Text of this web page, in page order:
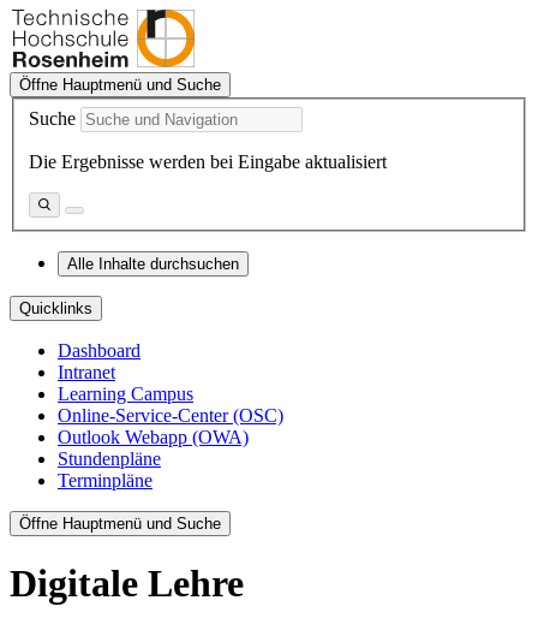
Öffne Hauptmenü und Suche
Suche
Die Ergebnisse werden bei Eingabe aktualisiert
Alle Inhalte durchsuchen
Quicklinks
Dashboard
Intranet
Learning Campus
Online-Service-Center (OSC)
Outlook Webapp (OWA)
Stundenpläne
Terminpläne
Öffne Hauptmenü und Suche
Digitale Lehre